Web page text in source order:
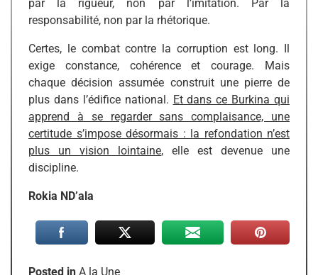
par la rigueur, non par l’imitation. Par la
responsabilité, non par la rhétorique.
Certes, le combat contre la corruption est long. Il
exige constance, cohérence et courage. Mais
chaque décision assumée construit une pierre de
plus dans l’édifice national. Et dans ce Burkina qui
apprend à se regarder sans complaisance, une
certitude s’impose désormais : la refondation n’est
plus un vision lointaine, elle est devenue une
discipline.
Rokia ND’ala
Posted in A la Une